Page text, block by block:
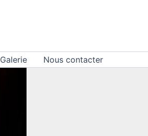
Galerie Nous contacter